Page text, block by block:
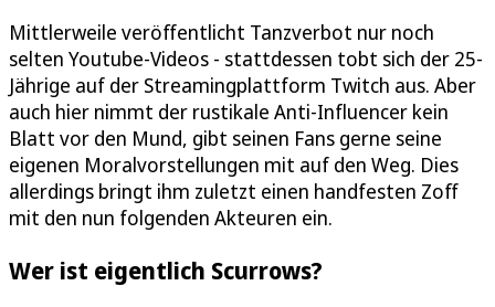
Mittlerweile veröffentlicht Tanzverbot nur noch
selten Youtube-Videos - stattdessen tobt sich der 25-
Jährige auf der Streamingplattform Twitch aus. Aber
auch hier nimmt der rustikale Anti-Influencer kein
Blatt vor den Mund, gibt seinen Fans gerne seine
eigenen Moralvorstellungen mit auf den Weg. Dies
allerdings bringt ihm zuletzt einen handfesten Zoff
mit den nun folgenden Akteuren ein.
Wer ist eigentlich Scurrows?